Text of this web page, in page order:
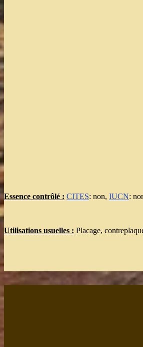
Essence contrôlé : CITES: non, IUCN:
Utilisations usuelles : Placage,